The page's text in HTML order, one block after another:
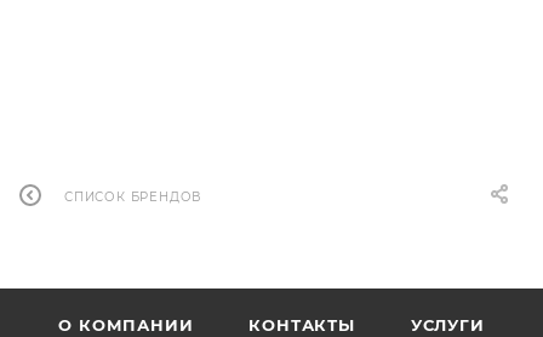
СПИСОК БРЕНДОВ
О КОМПАНИИ КОНТАКТЫ УСЛУГИ